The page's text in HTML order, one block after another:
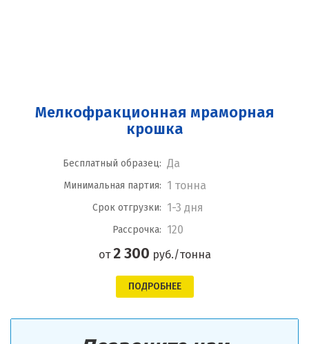
Мелкофракционная мраморная
крошка
Бесплатный образец: Да
Минимальная партия: 1 тонна
Срок отгрузки: 1-3 дня
Рассрочка: 120
от2 300 руб./тонна
ПОДРОБНЕЕ